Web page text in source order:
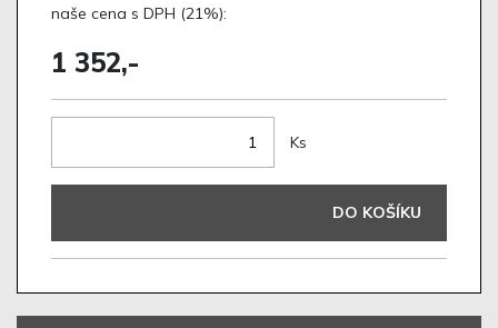
naše cena s DPH (21%):
1 352,-
Ks
DO KOŠÍKU